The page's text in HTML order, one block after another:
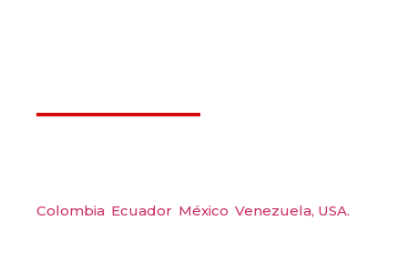
Colombia Ecuador México Venezuela, USA.